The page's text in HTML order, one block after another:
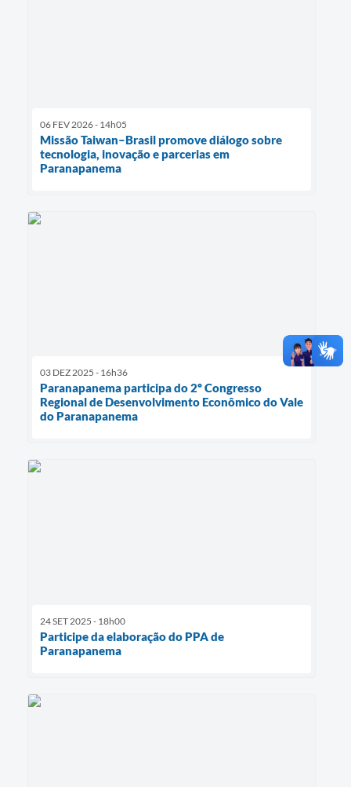
06 FEV 2026 - 14h05
Missão Taiwan–Brasil promove diálogo sobre
tecnologia, inovação e parcerias em
Paranapanema
03 DEZ 2025 - 16h36
Paranapanema participa do 2º Congresso
Regional de Desenvolvimento Econômico do Vale
do Paranapanema
24 SET 2025 - 18h00
Participe da elaboração do PPA de
Paranapanema